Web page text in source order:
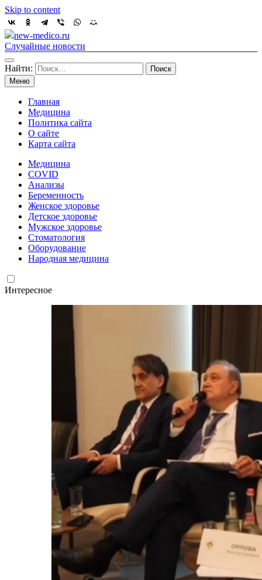
Skip to content
new-medico.ru
Случайные новости
Найти:
Меню
Главная
Медицина
Политика сайта
О сайте
Карта сайта
Медицина
COVID
Анализы
Беременность
Женское здоровье
Детское здоровье
Мужское здоровье
Стоматология
Оборудование
Народная медицина
Интересное